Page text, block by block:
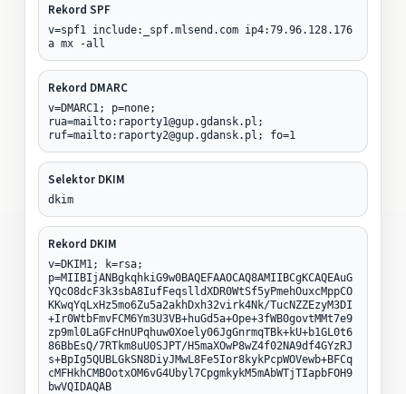
Rekord SPF
v=spf1 include:_spf.mlsend.com ip4:79.96.128.176
a mx -all
Rekord DMARC
v=DMARC1; p=none;
rua=mailto:raporty1@gup.gdansk.pl;
ruf=mailto:raporty2@gup.gdansk.pl; fo=1
Selektor DKIM
dkim
Rekord DKIM
v=DKIM1; k=rsa;
p=MIIBIjANBgkqhkiG9w0BAQEFAAOCAQ8AMIIBCgKCAQEAuG
YQcO8dcF3k3sbA8IufFeqslldXDR0WtSf5yPmehOuxcMppCO
KKwqYqLxHz5mo6Zu5a2akhDxh32virk4Nk/TucNZZEzyM3DI
+Ir0WtbFmvFCM6Ym3U3VB+huGd5a+Ope+3fWB0govtMMt7e9
zp9ml0LaGFcHnUPqhuw0Xoely06JgGnrmqTBk+kU+b1GL0t6
86BbEsQ/7RTkm8uU0SJPT/H5maXOwP8wZ4f02NA9df4GYzRJ
s+BpIg5QUBLGkSN8DiyJMwL8Fe5Ior8kykPcpWOVewb+BFCq
cMFHkhCMBOotxOM6vG4Ubyl7CpgmkykM5mAbWTjTIapbFOH9
bwVQIDAQAB